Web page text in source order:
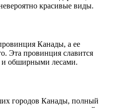
красивые виды.
Канады, а ее
Эта провинция славится
и обширными лесами.
городов Канады, полный